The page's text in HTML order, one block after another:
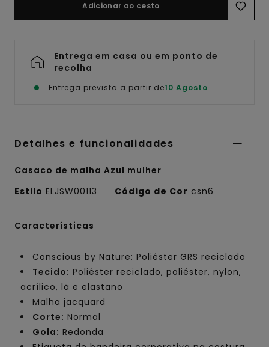
Adicionar ao cesto
Entrega em casa ou em ponto de
recolha
Entrega prevista a partir de10 Agosto
Detalhes e funcionalidades
Casaco de malha Azul mulher
Estilo ELJSW00113 Código de Cor csn6
Características
Conscious by Nature: Poliéster GRS reciclado
Tecido: Poliéster reciclado, poliéster, nylon,
acrílico, lã e elastano
Malha jacquard
Corte: Normal
Gola: Redonda